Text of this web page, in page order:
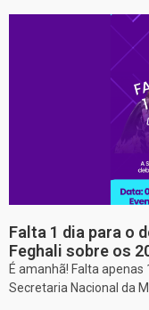
Falta 1 dia para o
Feghali sobre os
É amanhã! Falta
Secretaria Nacional da